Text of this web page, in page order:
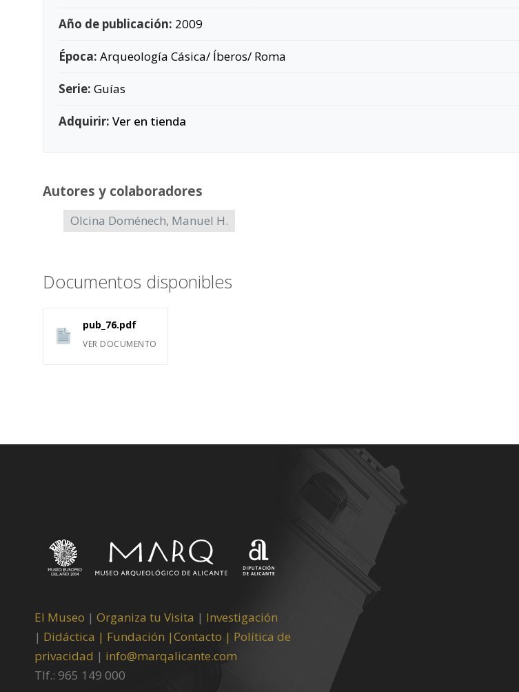
Año de publicación: 2009
Época: Arqueología Cásica/ Íberos/ Roma
Serie: Guías
Adquirir: Ver en tienda
Autores y colaboradores
Olcina Doménech, Manuel H.
Documentos disponibles
pub_76.pdf
VER DOCUMENTO
El Museo | Organiza tu Visita | Investigación
| Didáctica | Fundación |Contacto | Política de
privacidad | info@marqalicante.com
Tlf.: 965 149 000